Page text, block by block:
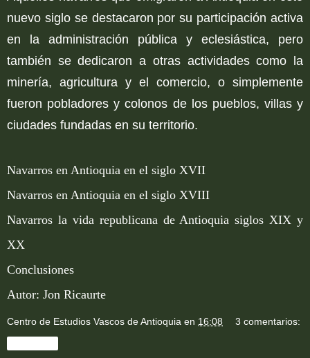
nuevo siglo se destacaron por su participación activa
en la administración pública y eclesiástica, pero
también se dedicaron a otras actividades como la
minería, agricultura y el comercio, o simplemente
fueron pobladores y colonos de los pueblos, villas y
ciudades fundadas en su territorio.
Navarros en Antioquia en el siglo XVII
Navarros en Antioquia en el siglo XVIII
Navarros la vida republicana de Antioquia siglos XIX y
XX
Conclusiones
Autor: Jon Ricaurte
Centro de Estudios Vascos de Antioquia en 16:08 3 comentarios: